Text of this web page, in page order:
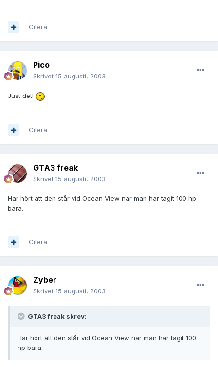
Citera
Pico
Skrivet 15 augusti, 2003
Just det!
Citera
GTA3 freak
Skrivet 15 augusti, 2003
Har hört att den står vid Ocean View när man har tagit 100 hp
bara.
Citera
Zyber
Skrivet 15 augusti, 2003
GTA3 freak skrev:
Har hört att den står vid Ocean View när man har tagit 100
hp bara.